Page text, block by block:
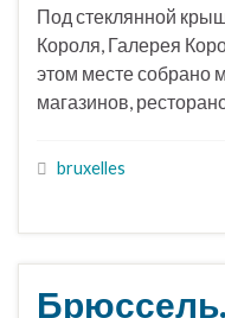
Под стеклянной
Короля, Галерея
этом месте собрано
магазинов,
bruxelles